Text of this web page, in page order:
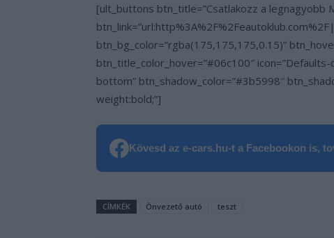
[ult_buttons btn_title=”Csatlakozz a legnagyobb
btn_bg_color=”rgba(175,175,175,0.15)”
btn_title_color_hover=”#06c100″
bottom” btn_shadow_color=”#3b5998″
weight:bold;”]
Kövesd az e-cars.hu-t a Facebookon is,
CÍMKÉK Önvezető autó teszt